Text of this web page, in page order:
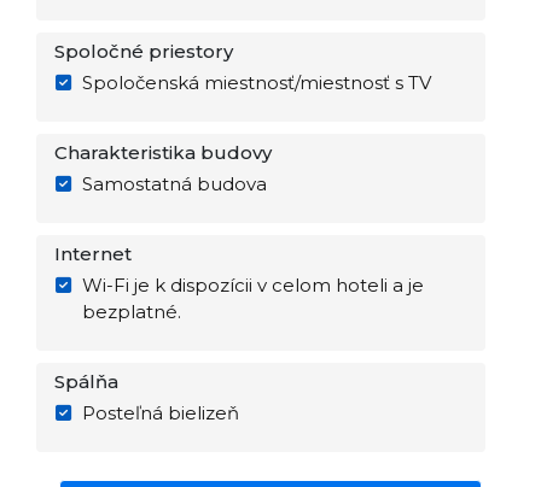
Spoločné priestory
Spoločenská miestnosť/miestnosť s TV
Charakteristika budovy
Samostatná budova
Internet
Wi-Fi je k dispozícii v celom hoteli a je
bezplatné.
Spálňa
Posteľná bielizeň